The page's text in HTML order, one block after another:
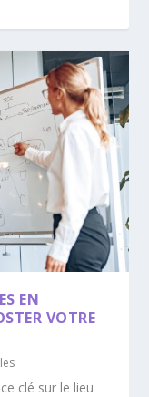
EN
VOTRE
clé sur le lieu